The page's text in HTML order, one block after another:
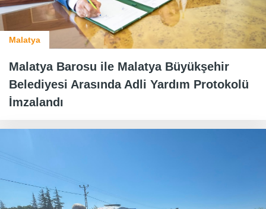
Malatya
Malatya Barosu ile Malatya Büyükşehir
Belediyesi Arasında Adli Yardım Protokolü
İmzalandı